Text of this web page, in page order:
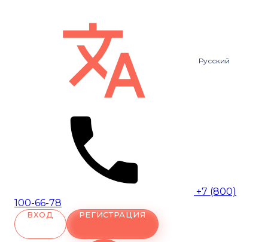
Русский
+7 (800)
100-66-78
ВХОД РЕГИСТРАЦИЯ